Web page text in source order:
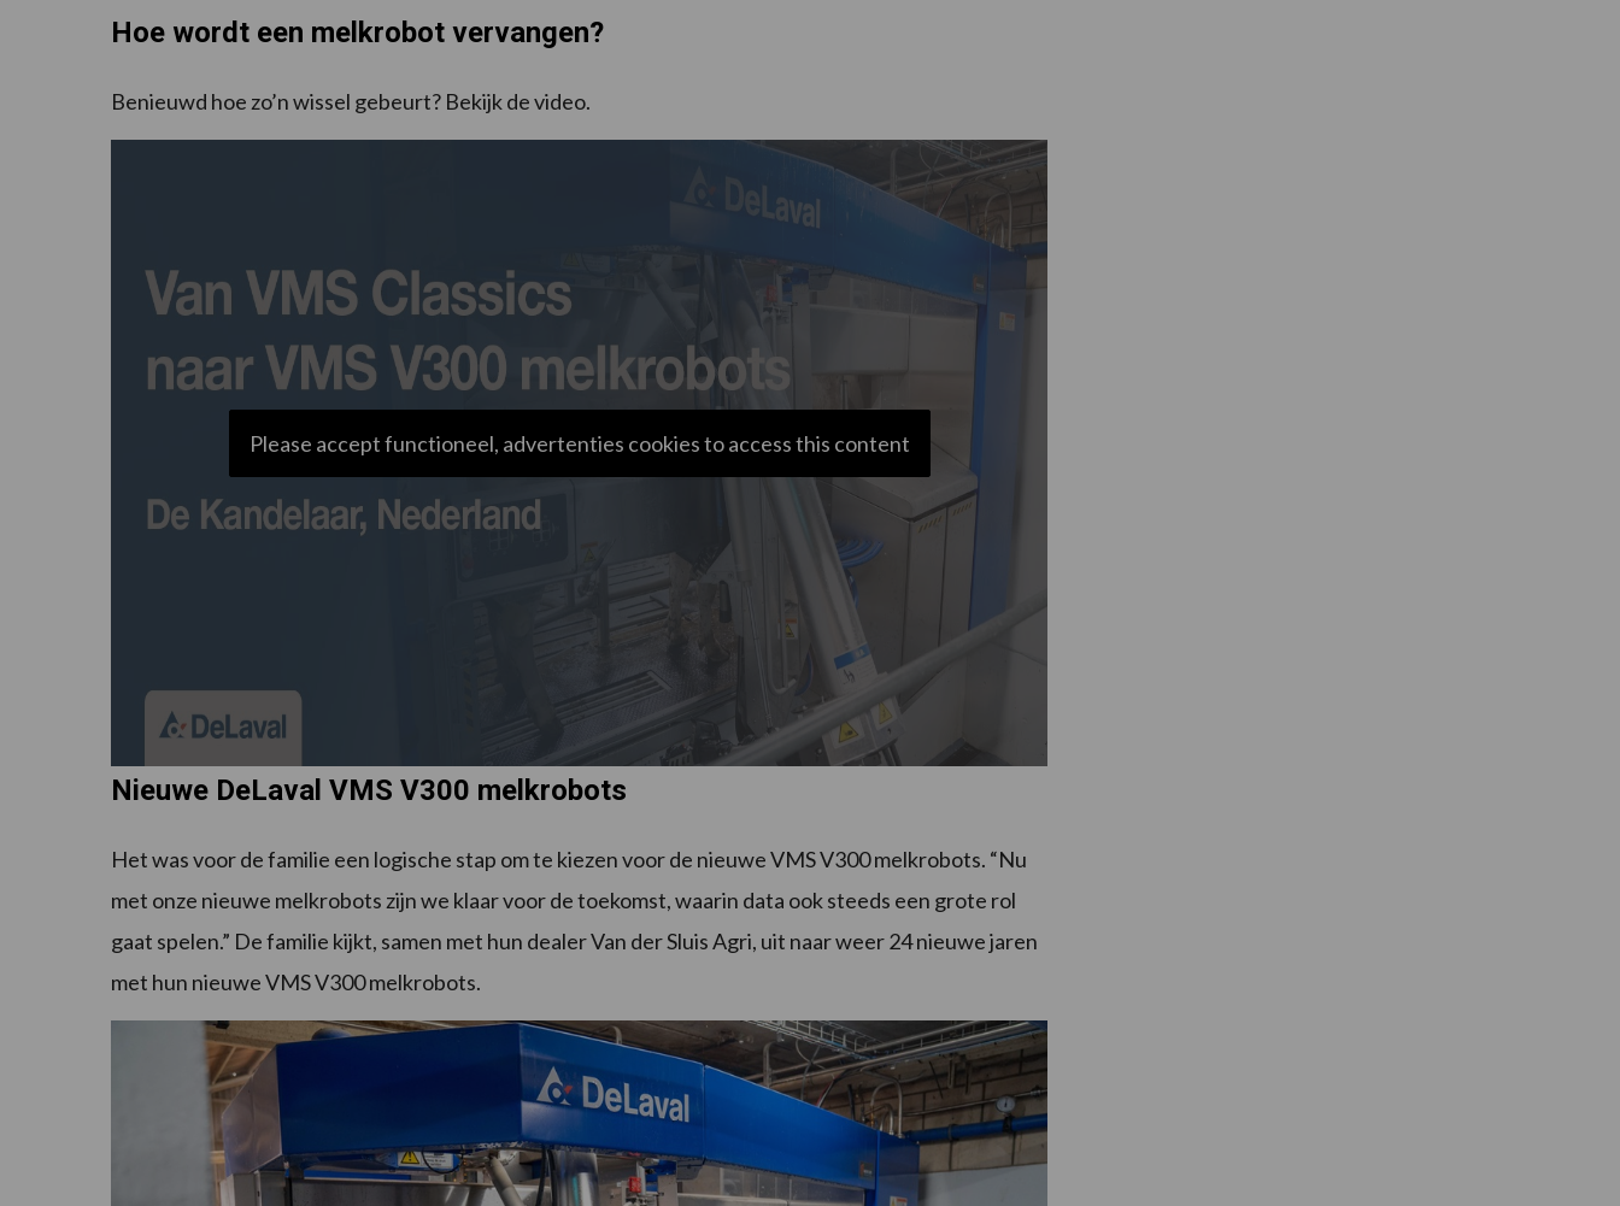
Hoe wordt een melkrobot vervangen?
Benieuwd hoe zo’n wissel gebeurt? Bekijk de video.
Please accept functioneel, advertenties cookies to access this content
Nieuwe DeLaval VMS V300 melkrobots
Het was voor de familie een logische stap om te kiezen voor de nieuwe VMS V300 melkrobots. “Nu
met onze nieuwe melkrobots zijn we klaar voor de toekomst, waarin data ook steeds een grote rol
gaat spelen.” De familie kijkt, samen met hun dealer Van der Sluis Agri, uit naar weer 24 nieuwe jaren
met hun nieuwe VMS V300 melkrobots.